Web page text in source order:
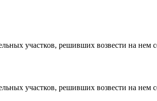
участков, решивших возвести на
участков, решивших возвести на